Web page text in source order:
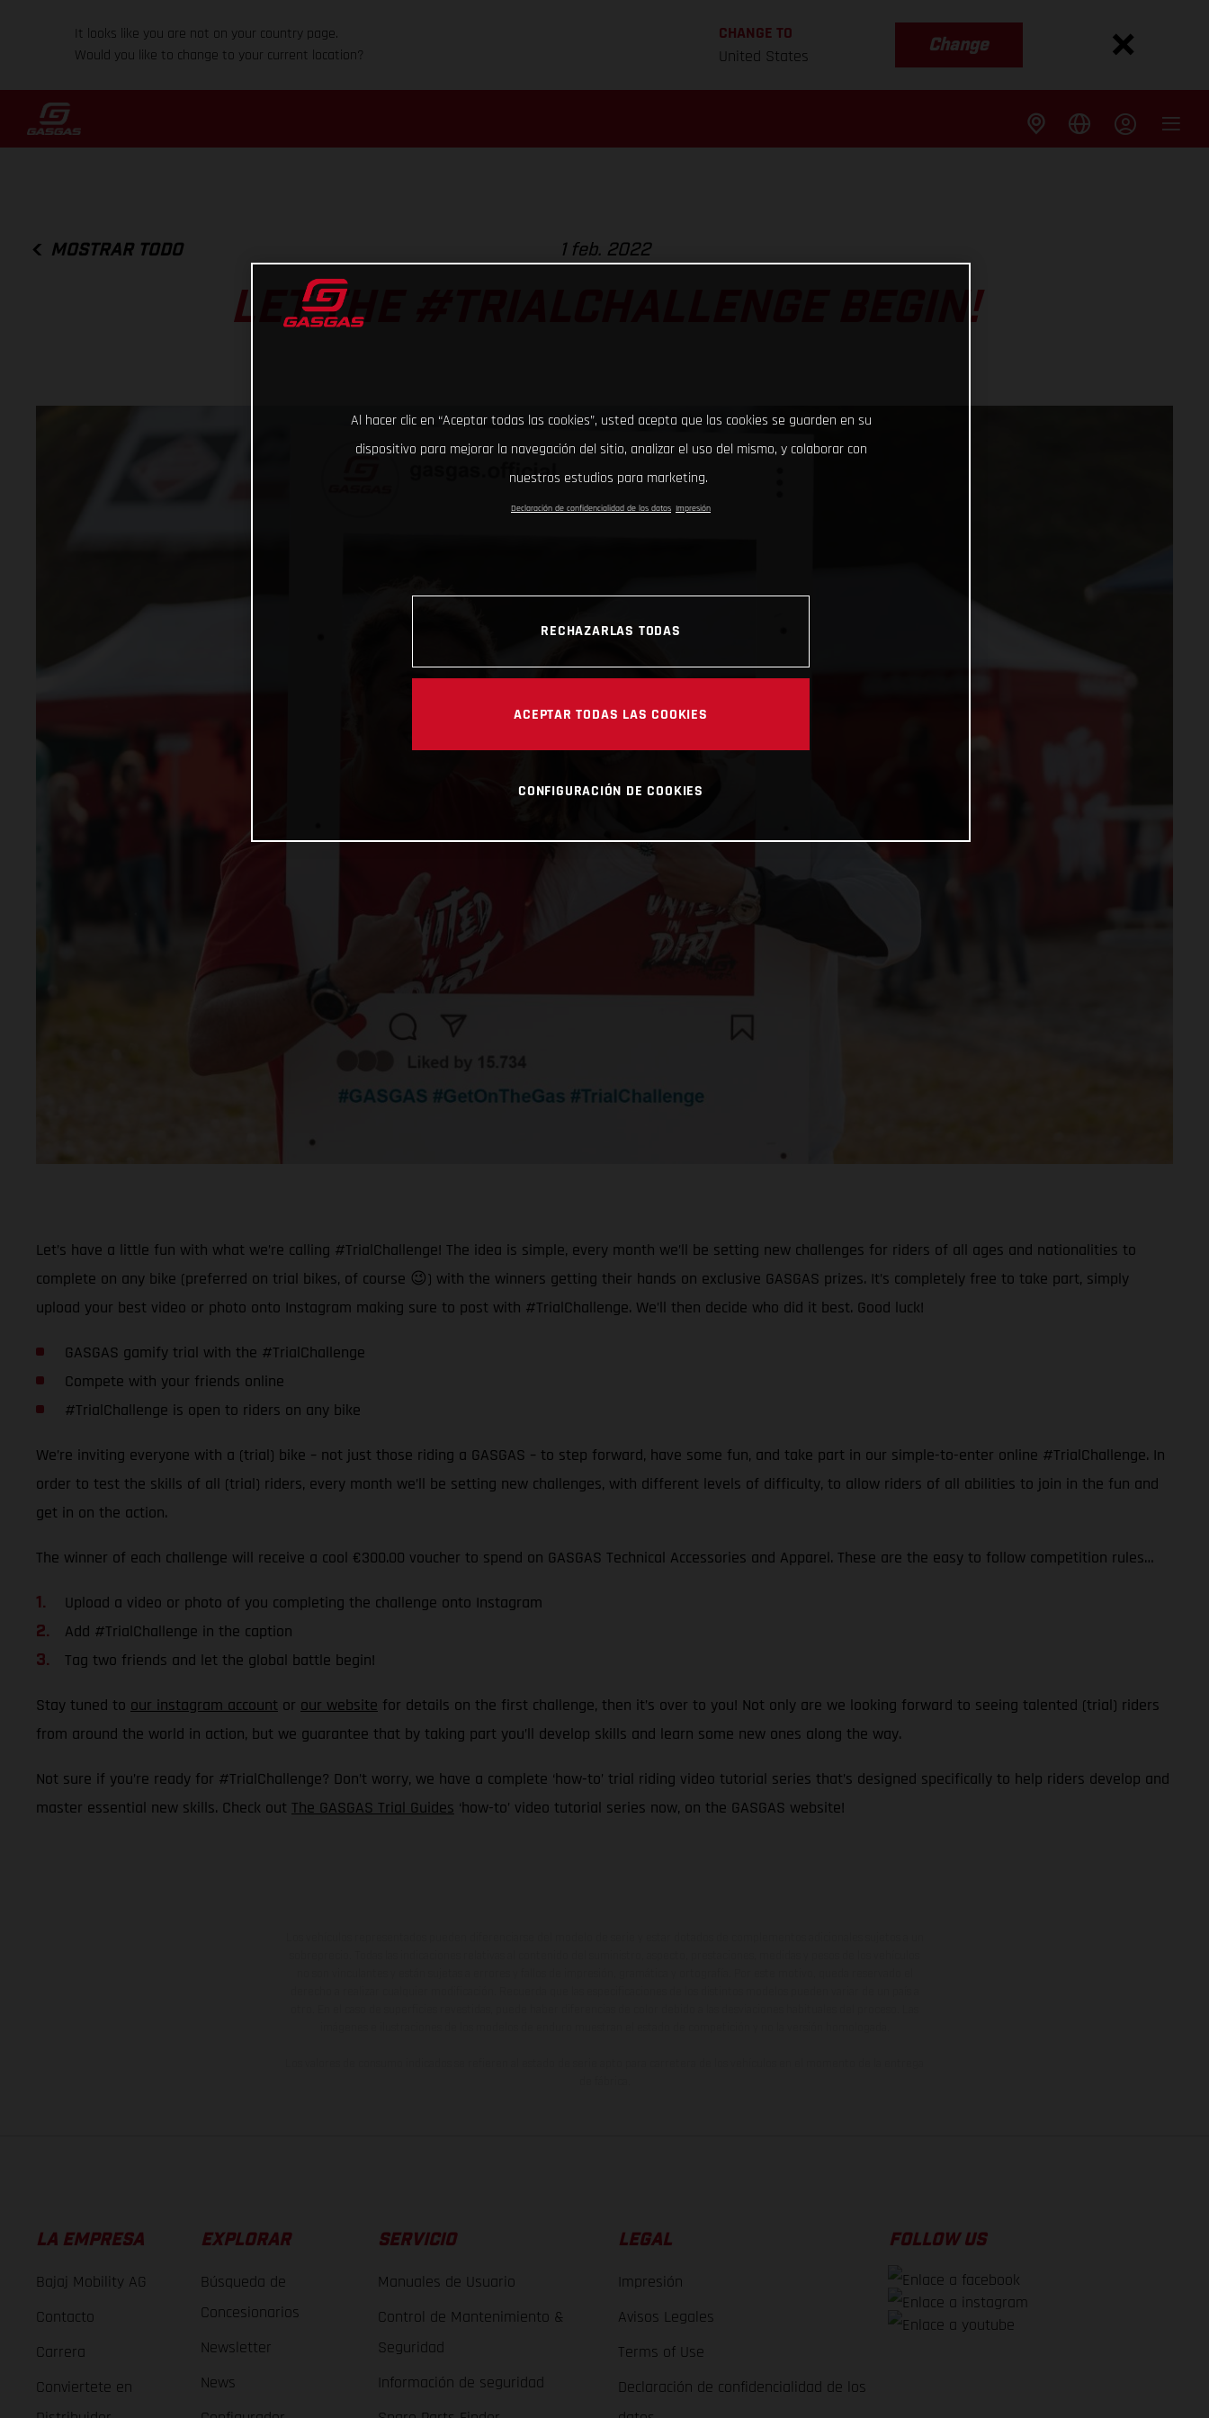
It looks like you are not on your country page.
Would you like to change to your current location?
CHANGE TO
United States
Change
MOSTRAR TODO 1 feb. 2022
LET THE #TRIALCHALLENGE BEGIN!
Let’s have a little fun with what we’re calling #TrialChallenge! The idea is simple, every month we’ll be setting new challenges for riders of all ages and nationalities to
complete on any bike (preferred on trial bikes, of course 😉) with the winners getting their hands on exclusive GASGAS prizes. It’s completely free to take part, simply
upload your best video or photo onto Instagram making sure to post with #TrialChallenge. We’ll then decide who did it best. Good luck!
GASGAS gamify trial with the #TrialChallenge
Compete with your friends online
#TrialChallenge is open to riders on any bike
We’re inviting everyone with a (trial) bike – not just those riding a GASGAS – to step forward, have some fun, and take part in our simple-to-enter online #TrialChallenge. In
order to test the skills of all (trial) riders, every month we’ll be setting new challenges, with different levels of difficulty, to allow riders of all abilities to join in the fun and
get in on the action.
The winner of each challenge will receive a cool €300.00 voucher to spend on GASGAS Technical Accessories and Apparel. These are the easy to follow competition rules…
Upload a video or photo of you completing the challenge onto Instagram
Add #TrialChallenge in the caption
Tag two friends and let the global battle begin!
Stay tuned to our instagram account or our website for details on the first challenge, then it’s over to you! Not only are we looking forward to seeing talented (trial) riders
from around the world in action, but we guarantee that by taking part you’ll develop skills and learn some new ones along the way.
Not sure if you’re ready for #TrialChallenge? Don’t worry, we have a complete ‘how-to’ trial riding video tutorial series that’s designed specifically to help riders develop and
master essential new skills. Check out The GASGAS Trial Guides ‘how-to’ video tutorial series now, on the GASGAS website!
LA EMPRESA
Bajaj Mobility AG
Contacto
Carrera
Conviertete en
EXPLORAR
Búsqueda de
Concesionarios
Newsletter
News
SERVICIO
Manuales de Usuario
Control de Mantenimiento &
Seguridad
Información de seguridad
LEGAL
Impresión
Avisos Legales
Terms of Use
Declaración de confidencialidad de los
FOLLOW US
Al hacer clic en “Aceptar todas las cookies”, usted acepta que las cookies se guarden en su
dispositivo para mejorar la navegación del sitio, analizar el uso del mismo, y colaborar con
nuestros estudios para marketing.
Declaración de confidencialidad de los datos Impresión
RECHAZARLAS TODAS
ACEPTAR TODAS LAS COOKIES
CONFIGURACIÓN DE COOKIES